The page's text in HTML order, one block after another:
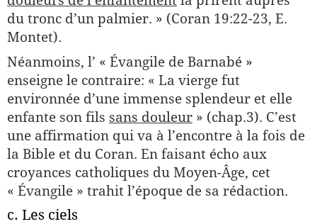
du tronc d’un palmier. » (Coran 19:22-23, E.
Montet).
Néanmoins, l’ « Évangile de Barnabé »
enseigne le contraire: « La vierge fut
environnée d’une immense splendeur et elle
enfante son fils sans douleur » (chap.3). C’est
une affirmation qui va à l’encontre à la fois de
la Bible et du Coran. En faisant écho aux
croyances catholiques du Moyen-Âge, cet
« Évangile » trahit l’époque de sa rédaction.
c. Les ciels